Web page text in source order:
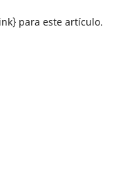
para este artículo.